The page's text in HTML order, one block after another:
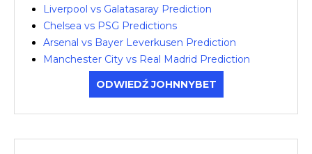
Liverpool vs Galatasaray Prediction
Chelsea vs PSG Predictions
Arsenal vs Bayer Leverkusen Prediction
Manchester City vs Real Madrid Prediction
ODWIEDŹ JOHNNYBET